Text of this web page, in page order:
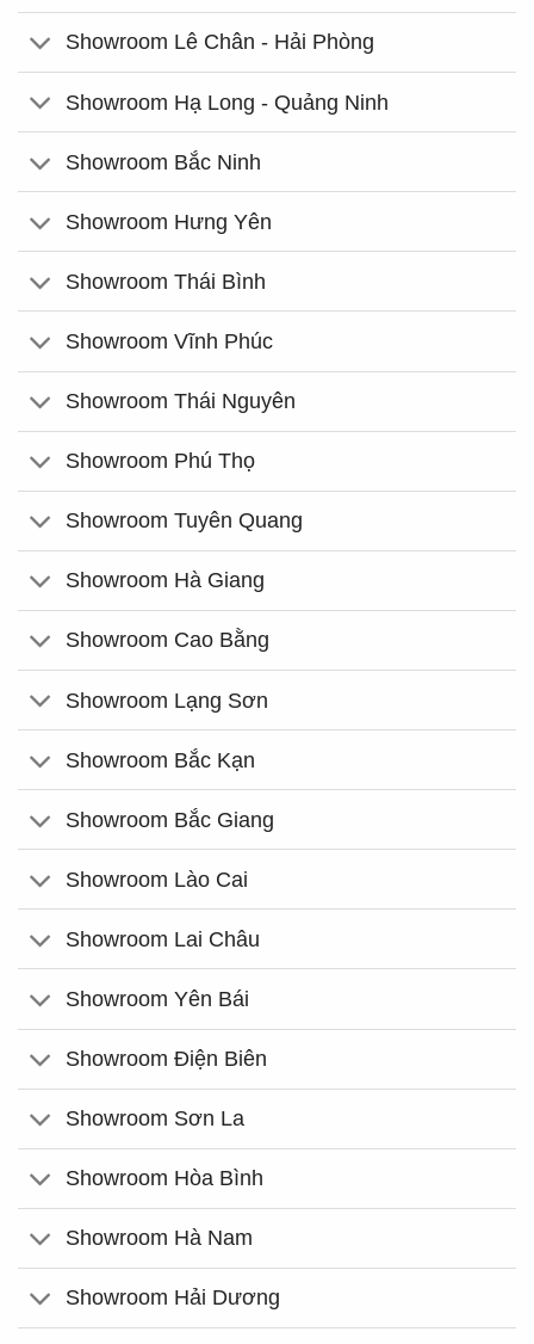
Showroom Lê Chân - Hải Phòng
Showroom Hạ Long - Quảng Ninh
Showroom Bắc Ninh
Showroom Hưng Yên
Showroom Thái Bình
Showroom Vĩnh Phúc
Showroom Thái Nguyên
Showroom Phú Thọ
Showroom Tuyên Quang
Showroom Hà Giang
Showroom Cao Bằng
Showroom Lạng Sơn
Showroom Bắc Kạn
Showroom Bắc Giang
Showroom Lào Cai
Showroom Lai Châu
Showroom Yên Bái
Showroom Điện Biên
Showroom Sơn La
Showroom Hòa Bình
Showroom Hà Nam
Showroom Hải Dương